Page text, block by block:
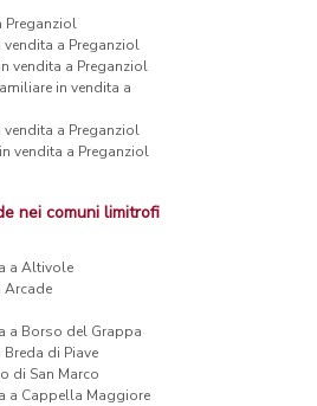
Preganziol
vendita a Preganziol
vendita a Preganziol
in vendita a
a Preganziol
vendita a Preganziol
nei comuni limitrofi
a Altivole
Arcade
a Borso del Grappa
di Piave
di San Marco
a Cappella Maggiore